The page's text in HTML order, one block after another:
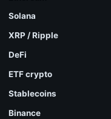
Solana
XRP / Ripple
DeFi
ETF crypto
Stablecoins
Binance